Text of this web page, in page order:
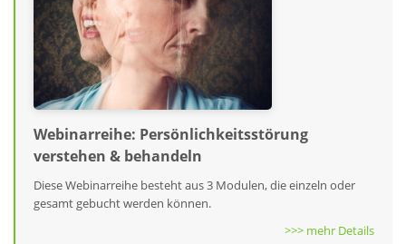
Webinarreihe: Persönlichkeitsstörung
verstehen & behandeln
Diese Webinarreihe besteht aus 3 Modulen, die einzeln oder
gesamt gebucht werden können.
>>> mehr Details